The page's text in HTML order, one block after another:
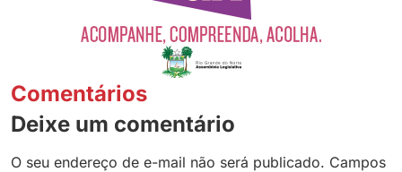
Comentários
Deixe um comentário
O seu endereço de e-mail não será publicado. Campos